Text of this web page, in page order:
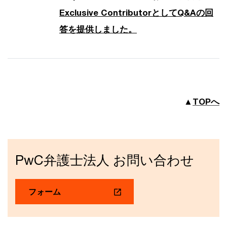
Exclusive ContributorとしてQ&Aの回
答を提供しました。
▲ TOPへ
PwC弁護士法人 お問い合わせ
フォーム